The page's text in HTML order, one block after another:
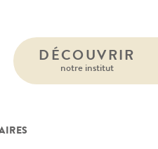
DÉCOUVRIR
notre institut